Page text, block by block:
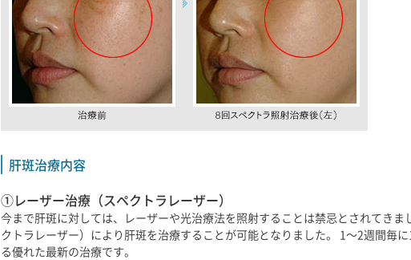
肝斑治療内容
①レーザー治療（スペクトラレーザー）
今まで肝斑に対しては、レーザーや光治療法を照射することは禁忌とされてきま
クトラレーザー）により肝斑を治療することが可能となりました。 1～2週間毎
る優れた最新の治療です。